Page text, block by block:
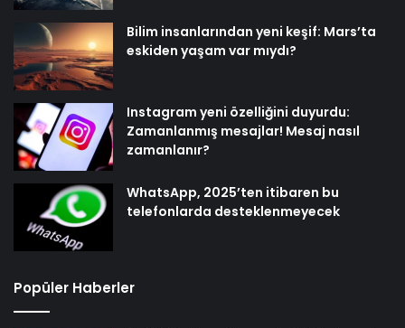
Bilim insanlarından yeni keşif: Mars’ta
eskiden yaşam var mıydı?
Instagram yeni özelliğini duyurdu:
Zamanlanmış mesajlar! Mesaj nasıl
zamanlanır?
WhatsApp, 2025’ten itibaren bu
telefonlarda desteklenmeyecek
Popüler Haberler